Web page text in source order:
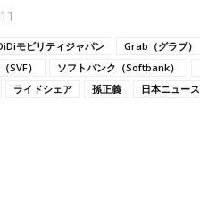
モビリティジャパン Grab（グラブ）
SVF） ソフトバンク（Softbank）
ライドシェア 孫正義 日本ニュース